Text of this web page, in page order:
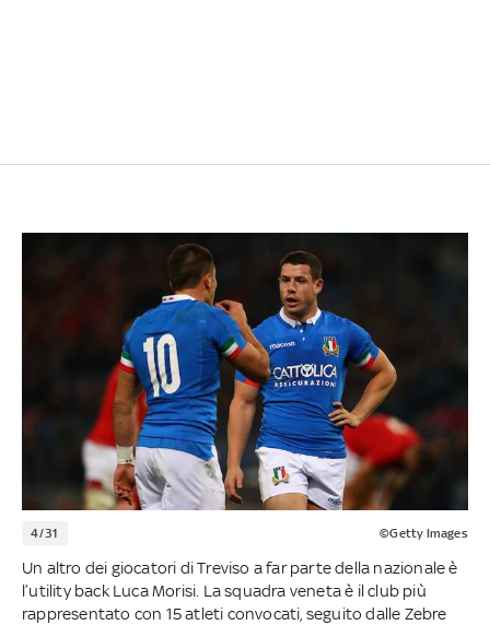
4/31 ©Getty Images
Un altro dei giocatori di Treviso a far parte della nazionale è
l’utility back Luca Morisi. La squadra veneta è il club più
rappresentato con 15 atleti convocati, seguito dalle Zebre